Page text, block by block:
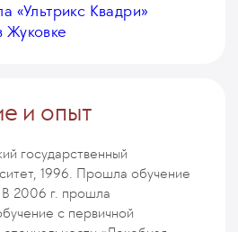
«Ультрикс Квадри»
Жуковке
и опыт
государственный
1996. Прошла обучение
В 2006 г. прошла
с первичной